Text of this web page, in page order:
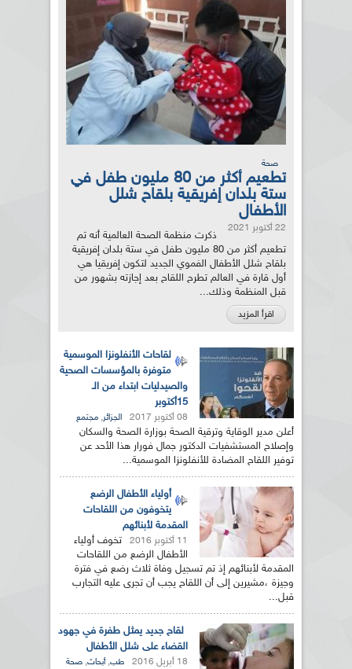
صحة
تطعيم أكثر من 80 مليون طفل في
ستة بلدان إفريقية بلقاح شلل
الأطفال
22 أكتوبر 2021
ذكرت منظمة الصحة العالمية أنه تم
تطعيم أكثر من 80 مليون طفل في ستة بلدان إفريقية
بلقاح شلل الأطفال الفموي الجديد لتكون إفريقيا هي
أول قارة في العالم تطرح اللقاح بعد إجازته بشهور من
قبل المنظمة وذلك...
اقرأ المزيد
لقاحات الأنفلونزا الموسمية
متوفرة بالمؤسسات الصحية
والصيدليات ابتداء من الـ
15أكتوبر
08 أكتوبر 2017 الجزائر, مجتمع
أعلن مدير الوقاية وترقية الصحة بوزارة الصحة والسكان
وإصلاح المستشفيات الدكتور جمال فورار هذا الأحد عن
توفير اللقاح المضادة للأنفلونزا الموسمية...
أولياء الأطفال الرضع
يتخوفون من اللقاحات
المقدمة لأبنائهم
11 أكتوبر 2016
تخوف أولياء
الأطفال الرضع من اللقاحات
المقدمة لأبنائهم إذ تم تسجيل وفاة ثلاث رضع في فترة
وجيزة ،مشيرين إلى أن اللقاح يجب أن تجرى عليه التجارب
قبل...
لقاح جديد يمثل طفرة في جهود
القضاء على شلل الأطفال
18 أبريل 2016 طب,أبحاث, صحة